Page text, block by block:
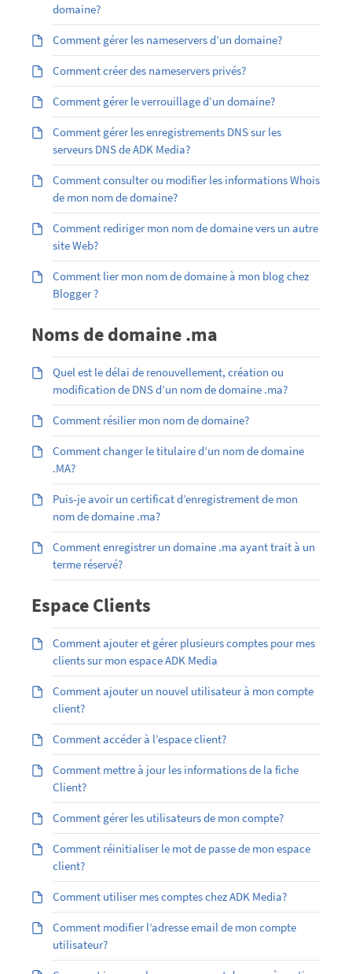
domaine?
Comment gérer les nameservers d’un domaine?
Comment créer des nameservers privés?
Comment gérer le verrouillage d’un domaine?
Comment gérer les enregistrements DNS sur les
serveurs DNS de ADK Media?
Comment consulter ou modifier les informations Whois
de mon nom de domaine?
Comment rediriger mon nom de domaine vers un autre
site Web?
Comment lier mon nom de domaine à mon blog chez
Blogger ?
Noms de domaine .ma
Quel est le délai de renouvellement, création ou
modification de DNS d’un nom de domaine .ma?
Comment résilier mon nom de domaine?
Comment changer le titulaire d’un nom de domaine
.MA?
Puis-je avoir un certificat d’enregistrement de mon
nom de domaine .ma?
Comment enregistrer un domaine .ma ayant trait à un
terme réservé?
Espace Clients
Comment ajouter et gérer plusieurs comptes pour mes
clients sur mon espace ADK Media
Comment ajouter un nouvel utilisateur à mon compte
client?
Comment accéder à l’espace client?
Comment mettre à jour les informations de la fiche
Client?
Comment gérer les utilisateurs de mon compte?
Comment réinitialiser le mot de passe de mon espace
client?
Comment utiliser mes comptes chez ADK Media?
Comment modifier l’adresse email de mon compte
utilisateur?